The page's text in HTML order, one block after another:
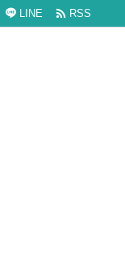
LINE  RSS